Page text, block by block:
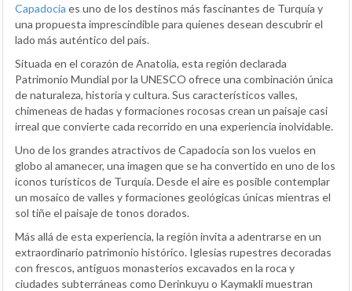
Capadocia es uno de los destinos más fascinantes de Turquía y
una propuesta imprescindible para quienes desean descubrir el
lado más auténtico del país.
Situada en el corazón de Anatolia, esta región declarada
Patrimonio Mundial por la UNESCO ofrece una combinación única
de naturaleza, historia y cultura. Sus característicos valles,
chimeneas de hadas y formaciones rocosas crean un paisaje casi
irreal que convierte cada recorrido en una experiencia inolvidable.
Uno de los grandes atractivos de Capadocia son los vuelos en
globo al amanecer, una imagen que se ha convertido en uno de los
iconos turísticos de Turquía. Desde el aire es posible contemplar
un mosaico de valles y formaciones geológicas únicas mientras el
sol tiñe el paisaje de tonos dorados.
Más allá de esta experiencia, la región invita a adentrarse en un
extraordinario patrimonio histórico. Iglesias rupestres decoradas
con frescos, antiguos monasterios excavados en la roca y
ciudades subterráneas como Derinkuyu o Kaymakli muestran